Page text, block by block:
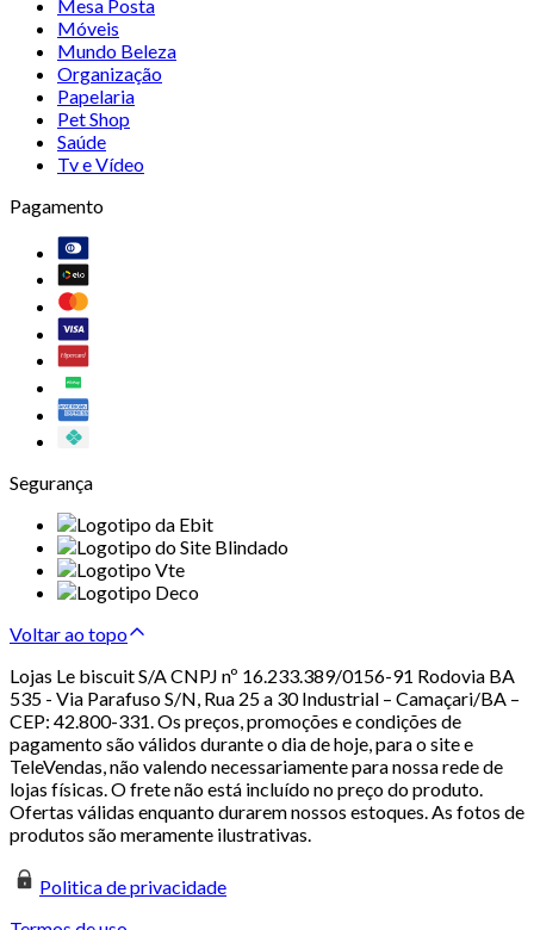
Mesa Posta
Móveis
Mundo Beleza
Organização
Papelaria
Pet Shop
Saúde
Tv e Vídeo
Pagamento
Segurança
Voltar ao topo
Lojas Le biscuit S/A CNPJ nº 16.233.389/0156-91 Rodovia BA
535 - Via Parafuso S/N, Rua 25 a 30 Industrial – Camaçari/BA –
CEP: 42.800-331. Os preços, promoções e condições de
pagamento são válidos durante o dia de hoje, para o site e
TeleVendas, não valendo necessariamente para nossa rede de
lojas físicas. O frete não está incluído no preço do produto.
Ofertas válidas enquanto durarem nossos estoques. As fotos de
produtos são meramente ilustrativas.
Politica de privacidade